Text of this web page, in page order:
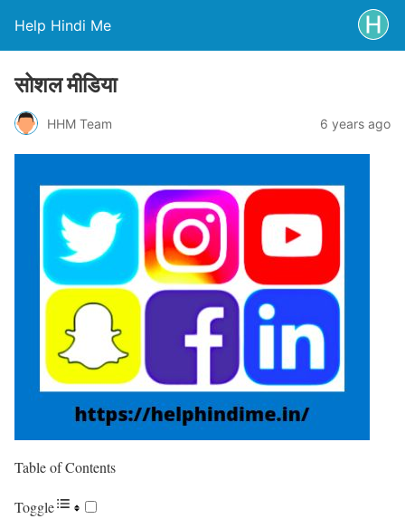
Help Hindi Me
सोशल मीडिया
HHM Team 6 years ago
Table of Contents
Toggle